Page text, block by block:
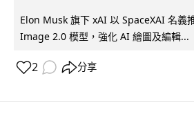
Elon Musk 旗下 xAI 以 SpaceXAI 名義
Image 2.0 模型，強化 AI 繪圖及編輯...
2 分享